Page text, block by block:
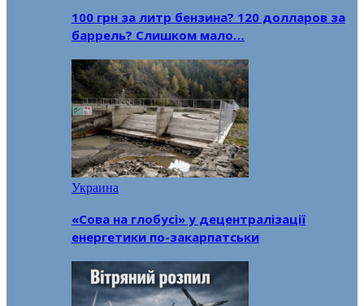
100 грн за литр бензина? 120 долларов за
баррель? Слишком мало…
Украина
«Сова на глобусі» у децентралізації
енергетики по-закарпатськи